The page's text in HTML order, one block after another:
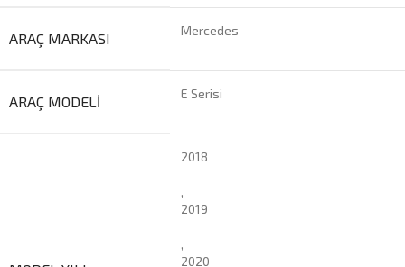
ARAÇ MARKASI Mercedes
ARAÇ MODELI E Serisi
2018
,
2019
,
2020